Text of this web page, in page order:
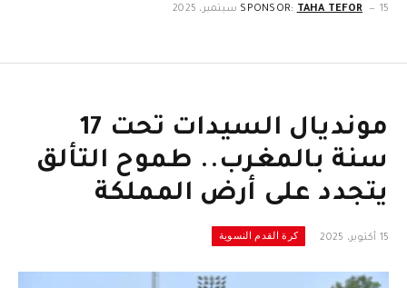
SPONSOR: TAHA TEFOR 15 سبتمبر، 2025
مونديال السيدات تحت 17
سنة بالمغرب.. طموح التألق
يتجدد على أرض المملكة
15 أكتوبر، 2025 كرة القدم النسوية